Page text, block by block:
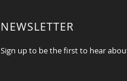
NEWSLETTER
Sign up to be the first to hear